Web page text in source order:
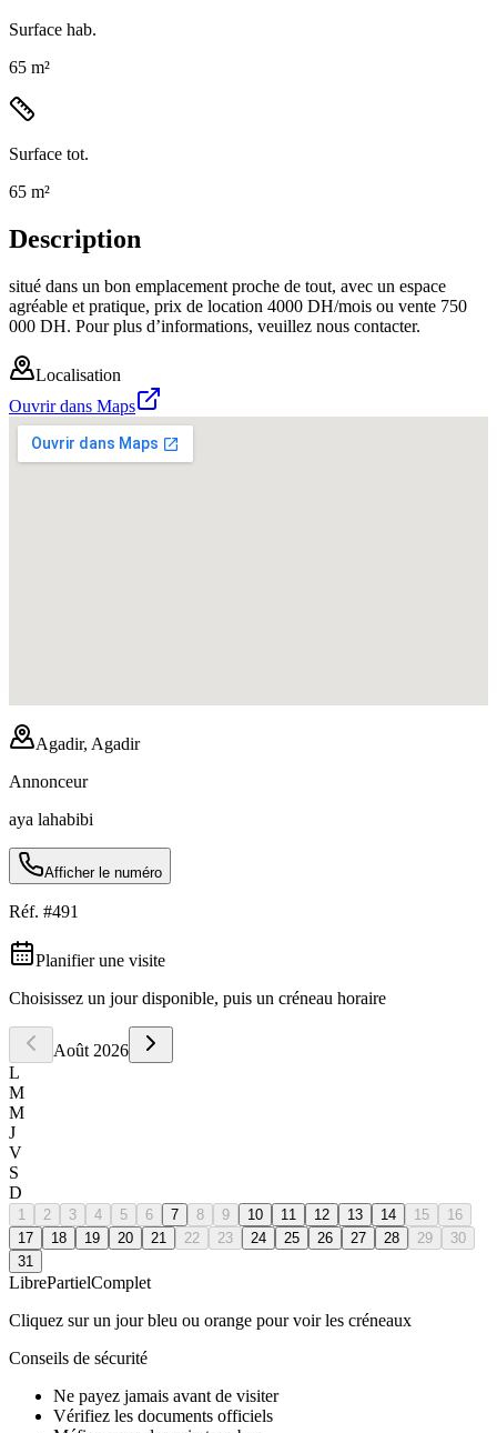
Surface hab.
65 m²
Surface tot.
65 m²
Description
situé dans un bon emplacement proche de tout, avec un espace
agréable et pratique, prix de location 4000 DH/mois ou vente 750
000 DH. Pour plus d’informations, veuillez nous contacter.
Localisation
Ouvrir dans Maps
Agadir, Agadir
Annonceur
aya lahabibi
Afficher le numéro
Réf. #491
Planifier une visite
Choisissez un jour disponible, puis un créneau horaire
Août 2026
L
M
M
J
V
S
D
1 2 3 4 5 6 7 8 9 10 11 12 13 14 15
16
17
18 19 20 21 22 23 24 25 26 27 28 29
30
31
LibrePartielComplet
Cliquez sur un jour bleu ou orange pour voir les créneaux
Conseils de sécurité
Ne payez jamais avant de visiter
Vérifiez les documents officiels